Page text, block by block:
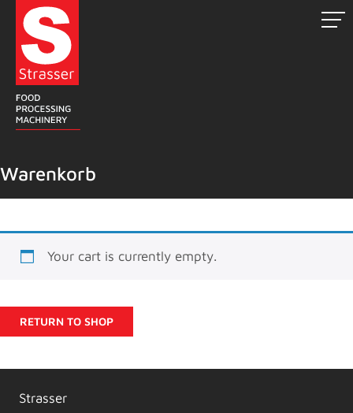
Zum
Inhalt
springen
Warenkorb
Your cart is currently empty.
RETURN TO SHOP
Strasser